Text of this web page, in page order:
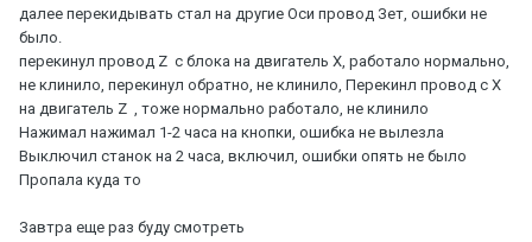
далее перекидывать стал на другие Оси провод Зет, ошибки не
было.
перекинул провод Z с блока на двигатель Х, работало нормально,
не клинило, перекинул обратно, не клинило, Перекинл провод с Х
на двигатель Z , тоже нормально работало, не клинило
Нажимал нажимал 1-2 часа на кнопки, ошибка не вылезла
Выключил станок на 2 часа, включил, ошибки опять не было
Пропала куда то
Завтра еще раз буду смотреть